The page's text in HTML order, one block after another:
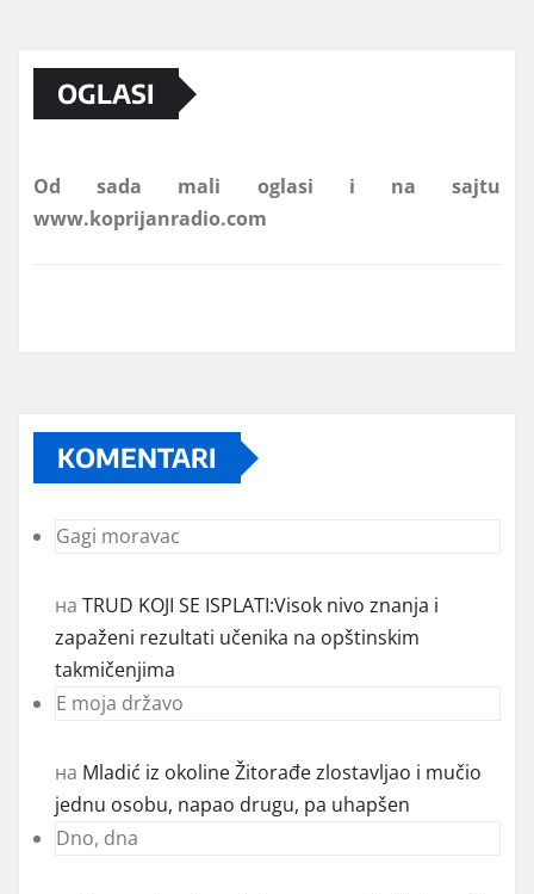
OGLASI
KOMENTARI
Gagi moravac
на TRUD KOJI SE ISPLATI:Visok nivo znanja i
zapaženi rezultati učenika na opštinskim
takmičenjima
E moja državo
на Mladić iz okoline Žitorađe zlostavljao i mučio
jednu osobu, napao drugu, pa uhapšen
Dno, dna